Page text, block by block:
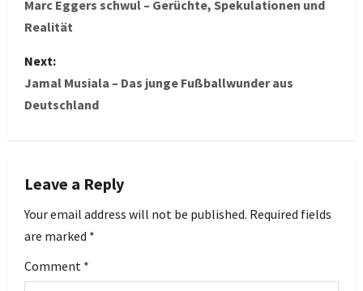
o
t
n
v
i
g
a
Marc Eggers schwul – Gerüchte, Spekulationen und
Realität
Next:
Jamal Musiala – Das junge Fußballwunder aus
Deutschland
Leave a Reply
Your email address will not be published. Required fields
are marked *
Comment *